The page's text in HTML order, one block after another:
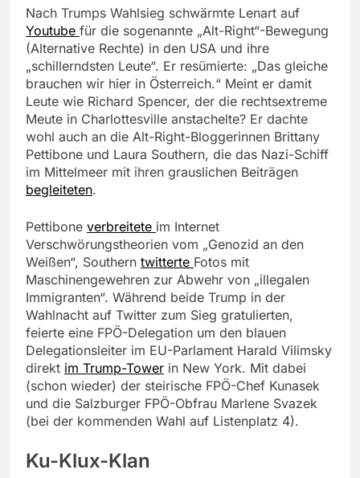
Nach Trumps Wahlsieg schwärmte Lenart auf
Youtube für die sogenannte „Alt-Right“-Bewegung
(Alternative Rechte) in den USA und ihre
„schillerndsten Leute“. Er resümierte: „Das gleiche
brauchen wir hier in Österreich.“ Meint er damit
Leute wie Richard Spencer, der die rechtsextreme
Meute in Charlottesville anstachelte? Er dachte
wohl auch an die Alt-Right-Bloggerinnen Brittany
Pettibone und Laura Southern, die das Nazi-Schiff
im Mittelmeer mit ihren grauslichen Beiträgen
begleiteten.
Pettibone verbreitete im Internet
Verschwörungstheorien vom „Genozid an den
Weißen“, Southern twitterte Fotos mit
Maschinengewehren zur Abwehr von „illegalen
Immigranten“. Während beide Trump in der
Wahlnacht auf Twitter zum Sieg gratulierten,
feierte eine FPÖ-Delegation um den blauen
Delegationsleiter im EU-Parlament Harald Vilimsky
direkt im Trump-Tower in New York. Mit dabei
(schon wieder) der steirische FPÖ-Chef Kunasek
und die Salzburger FPÖ-Obfrau Marlene Svazek
(bei der kommenden Wahl auf Listenplatz 4).
Ku-Klux-Klan